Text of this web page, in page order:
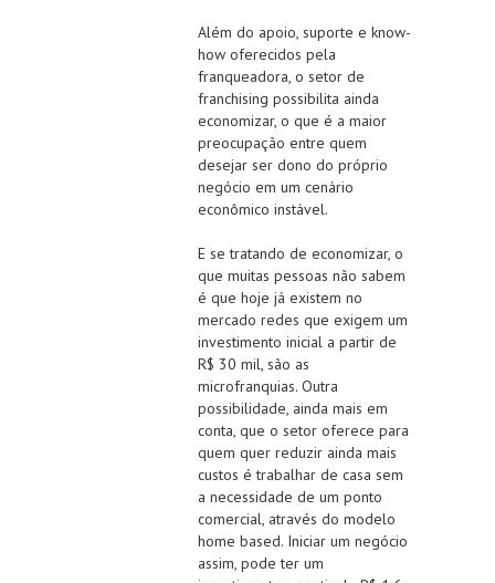
Além do apoio, suporte e know-
how oferecidos pela
franqueadora, o setor de
franchising possibilita ainda
economizar, o que é a maior
preocupação entre quem
desejar ser dono do próprio
negócio em um cenário
econômico instável.
E se tratando de economizar, o
que muitas pessoas não sabem
é que hoje já existem no
mercado redes que exigem um
investimento inicial a partir de
R$ 30 mil, são as
microfranquias. Outra
possibilidade, ainda mais em
conta, que o setor oferece para
quem quer reduzir ainda mais
custos é trabalhar de casa sem
a necessidade de um ponto
comercial, através do modelo
home based. Iniciar um negócio
assim, pode ter um